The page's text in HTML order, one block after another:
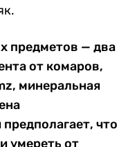
предметов — два
от комаров,
минеральная
что
умереть от